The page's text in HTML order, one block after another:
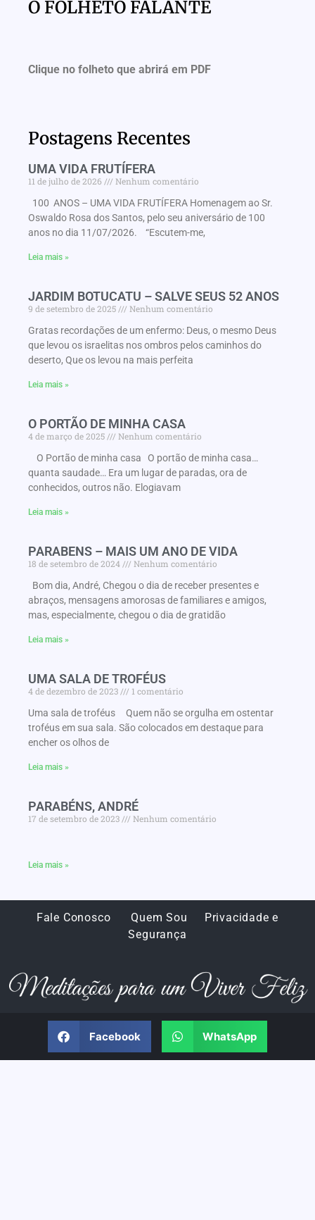
O FOLHETO FALANTE
Clique no folheto que abrirá em PDF
Postagens Recentes
UMA VIDA FRUTÍFERA
11 de julho de 2026
Nenhum comentário
100 ANOS – UMA VIDA FRUTÍFERA Homenagem ao Sr.
Oswaldo Rosa dos Santos, pelo seu aniversário de 100
anos no dia 11/07/2026. “Escutem-me,
Leia mais »
JARDIM BOTUCATU – SALVE SEUS 52 ANOS
9 de setembro de 2025
Nenhum comentário
Gratas recordações de um enfermo: Deus, o mesmo Deus
que levou os israelitas nos ombros pelos caminhos do
deserto, Que os levou na mais perfeita
Leia mais »
O PORTÃO DE MINHA CASA
4 de março de 2025
Nenhum comentário
O Portão de minha casa O portão de minha casa…
quanta saudade… Era um lugar de paradas, ora de
conhecidos, outros não. Elogiavam
Leia mais »
PARABENS – MAIS UM ANO DE VIDA
18 de setembro de 2024
Nenhum comentário
Bom dia, André, Chegou o dia de receber presentes e
abraços, mensagens amorosas de familiares e amigos,
mas, especialmente, chegou o dia de gratidão
Leia mais »
UMA SALA DE TROFÉUS
4 de dezembro de 2023
1 comentário
Uma sala de troféus Quem não se orgulha em ostentar
troféus em sua sala. São colocados em destaque para
encher os olhos de
Leia mais »
PARABÉNS, ANDRÉ
17 de setembro de 2023 Nenhum comentário
Leia mais »
Fale Conosco Quem Sou
Privacidade e
Segurança
Facebook WhatsApp